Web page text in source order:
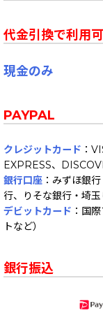
代金引換で利用
現金のみ
PAYPAL
クレジットカード ：
EXPRESS、
銀行口座 ：みずほ銀
行、りそな銀行・埼
デビットカード ：国
トなど）
銀行振込